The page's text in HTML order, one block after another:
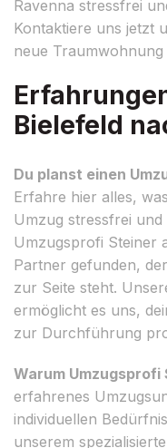
Ravenna stressfrei
Kontaktiere uns jetzt
neue Traumwohnung
Bielefeld
Du planst einen
Erfahre hier alles,
Umzug stressfrei
Umzugsprofi Steiner
Partner gefunden,
zur Seite steht.
ermöglicht es uns,
zur Durchführung
Warum Umzugsprofi
erfahrenes
individuellen
unserem